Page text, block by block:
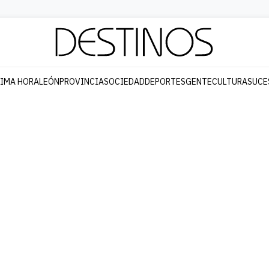
HORALEÓNPROVINCIASOCIEDADDEPORTESGENTECULTURA